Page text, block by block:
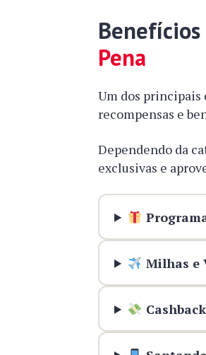
Benefícios
Pena
Um dos principais
recompensas e
Dependendo da
exclusivas e
Milhas e